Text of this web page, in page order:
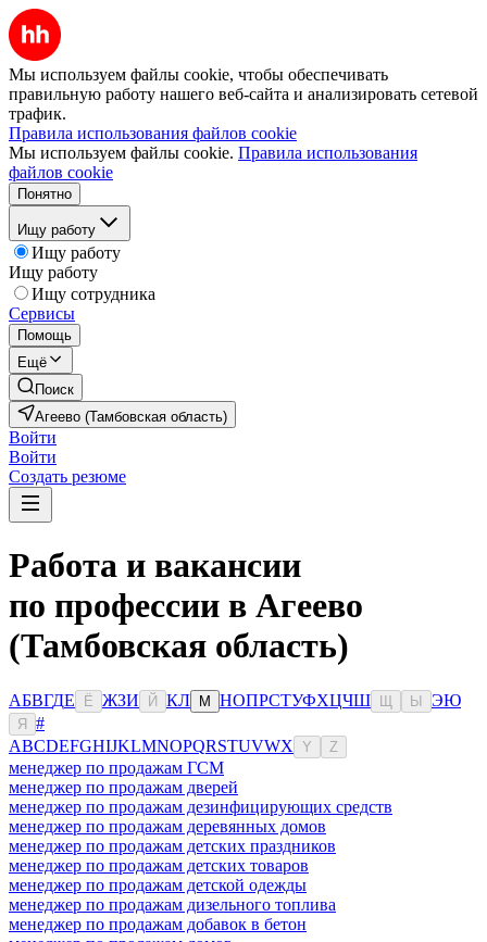
Мы используем файлы cookie, чтобы обеспечивать
правильную работу нашего веб-сайта и анализировать сетевой
трафик.
Правила использования файлов cookie
Мы используем файлы cookie. Правила использования
файлов cookie
Понятно
Ищу работу
Ищу работу
Ищу работу
Ищу сотрудника
Сервисы
Помощь
Ещё
Поиск
Агеево (Тамбовская область)
Войти
Войти
Создать резюме
Работа и вакансии
по профессии в Агеево
(Тамбовская область)
АБВГДЕ Ё ЖЗИ Й КЛ М НОПРСТУФХЦЧШ Ы ЭЮ
Я
#
ABCDEFGHIJKLMNOPQRSTUVWX Y Z
менеджер по продажам ГСМ
менеджер по продажам дверей
менеджер по продажам дезинфицирующих средств
менеджер по продажам деревянных домов
менеджер по продажам детских праздников
менеджер по продажам детских товаров
менеджер по продажам детской одежды
менеджер по продажам дизельного топлива
менеджер по продажам добавок в бетон